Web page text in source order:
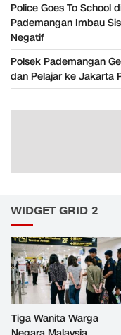
Police Goes To School
Pademangan Imbau
Negatif
Polsek Pademangan
dan Pelajar ke Jakarta
WIDGET GRID 2
Tiga Wanita Warga